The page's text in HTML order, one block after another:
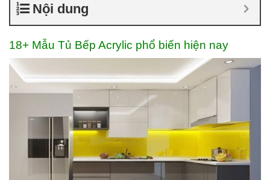
Nội dung
18+ Mẫu Tủ Bếp Acrylic phổ biến hiện nay